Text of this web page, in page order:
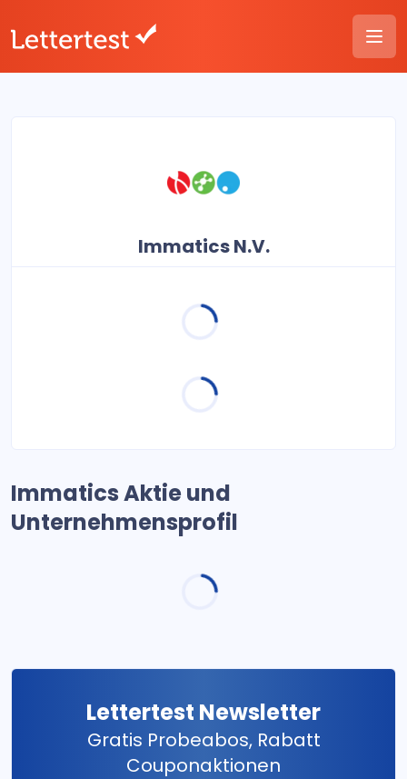
Immatics N.V.
Immatics Aktie und
Unternehmensprofil
Lettertest Newsletter
Gratis Probeabos, Rabatt
Couponaktionen